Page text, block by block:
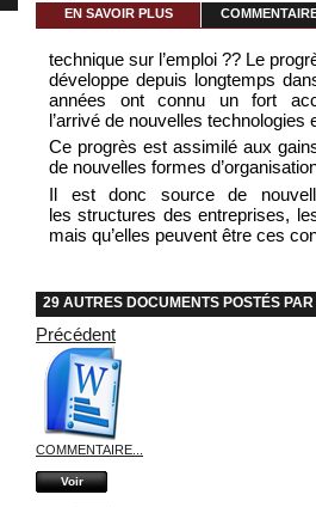
EN SAVOIR PLUS
technique sur l’emploi ?? Le
développe depuis longtemps
années ont connu un fort
l’arrivé de nouvelles
Ce progrès est assimilé aux
de nouvelles formes
Il est donc source de
les structures des entreprises,
mais qu’elles peuvent être ces
29 AUTRES DOCUMENTS POSTÉS
Précédent
COMMENTAIRE...
Voir